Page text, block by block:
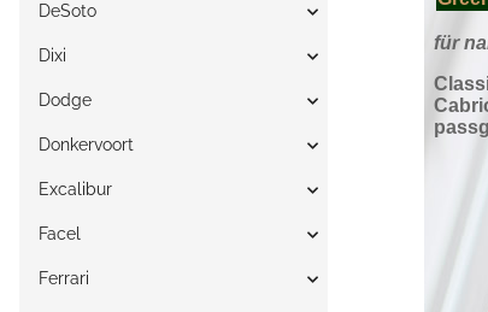
DeSoto
Dixi
Dodge
Donkervoort
Excalibur
Facel
Ferrari